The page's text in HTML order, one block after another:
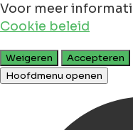
Voor meer
Cookie beleid
Weigeren
Accepteren
Hoofdmenu openen